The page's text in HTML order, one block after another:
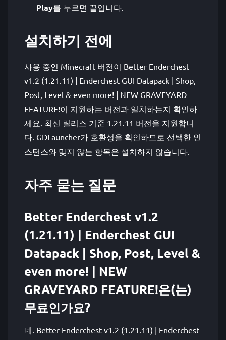
Play를 누르면 끝입니다.
설치하기 전에
사용 중인 Minecraft 버전이 Better Enderchest
v1.2 (1.21.11) | Enderchest GUI Datapack | Shop,
Post, Level & even more! | NEW GRAVEYARD
FEATURE!이 지원하는 버전과 일치하는지 확인하
세요. 최신 릴리스 기준 1.21.11 버전을 지원합니
다. GDLauncher가 호환성을 확인하므로 선택한 인
스턴스와 맞지 않는 항목은 설치하지 않습니다.
자주 묻는 질문
Better Enderchest v1.2
(1.21.11) | Enderchest GUI
Datapack | Shop, Post, Level &
even more! | NEW
GRAVEYARD FEATURE!은(는)
무료인가요?
네. Better Enderchest v1.2 (1.21.11) | Enderchest